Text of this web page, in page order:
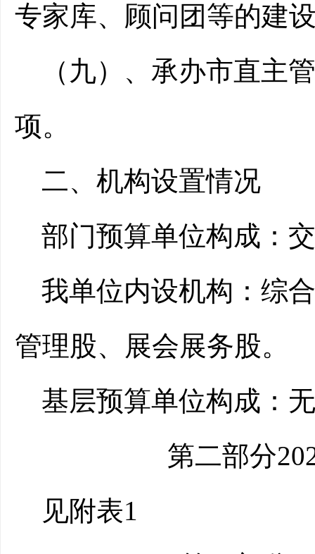
专家库、顾问团等的建
（九）、 承办市直主
项。
二、机构设置情况
部门预算单位构成：
我单位内设机构：综
管理股、展会展务股。
基层预算单位构成：无
第二部分
见附表1